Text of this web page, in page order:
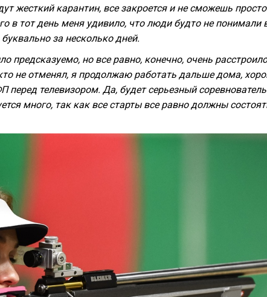
жесткий карантин, все закроется и не сможешь
в тот день меня удивило, что люди будто не понимали
за несколько дней.
предсказуемо, но все равно, конечно, очень
не отменял, я продолжаю работать дальше дома,
телевизором. Да, будет серьезный
много, так как все старты все равно должны